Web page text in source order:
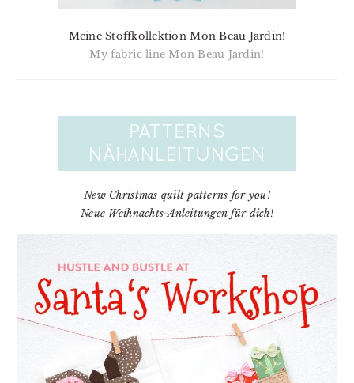
Meine Stoffkollektion Mon Beau Jardin!
My fabric line Mon Beau Jardin!
New Christmas quilt patterns for you!
Neue Weihnachts-Anleitungen für dich!